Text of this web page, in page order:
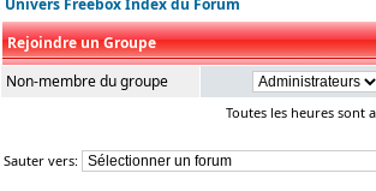
Univers Freebox Index du Forum
Rejoindre un Groupe
Non-membre du groupe
Toutes les heures sont
Sauter vers: